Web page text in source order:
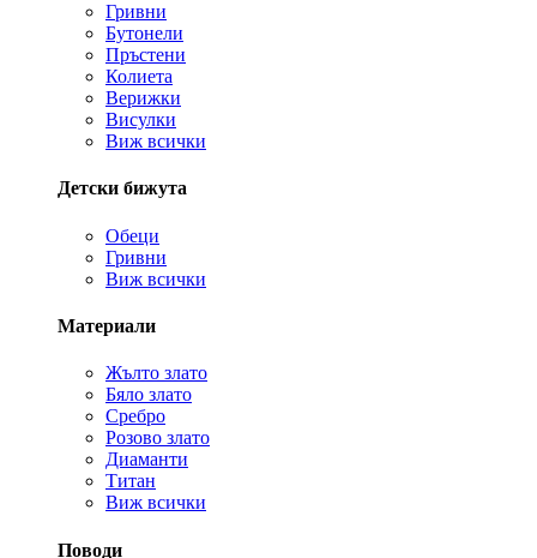
Гривни
Бутонели
Пръстени
Колиета
Верижки
Висулки
Виж всички
Детски бижута
Обеци
Гривни
Виж всички
Материали
Жълто злато
Бяло злато
Сребро
Розово злато
Диаманти
Титан
Виж всички
Поводи